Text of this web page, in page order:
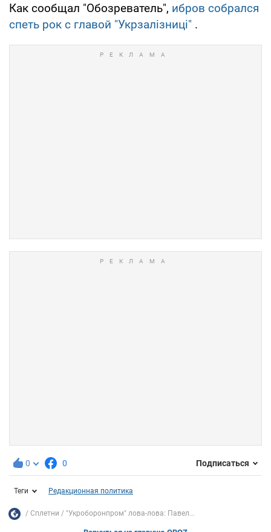
Как сообщал "Обозреватель", ибров собрался
спеть рок с главой "Укрзалізниці" .
0 0 Подписаться
Теги Редакционная политика
Сплетни "Укроборонпром" лова-лова: Павел...